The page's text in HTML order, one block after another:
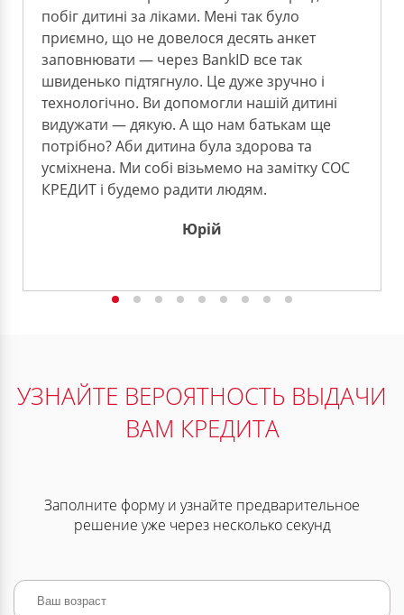
побіг дитині за ліками. Мені так було
приємно, що не довелося десять анкет
заповнювати — через BankID все так
швиденько підтягнуло. Це дуже зручно і
технологічно. Ви допомогли нашій дитині
видужати — дякую. А що нам батькам ще
потрібно? Аби дитина була здорова та
усміхнена. Ми собі візьмемо на замітку СОС
КРЕДИТ і будемо радити людям.
Юрій
УЗНАЙТЕ ВЕРОЯТНОСТЬ ВЫДАЧИ
ВАМ КРЕДИТА
Заполните форму и узнайте предварительное
решение уже через несколько секунд